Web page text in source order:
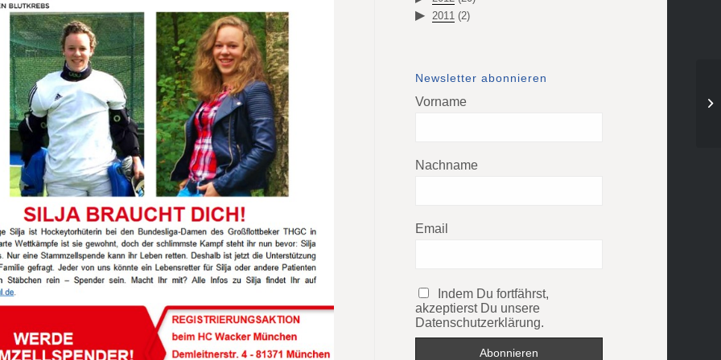
2011 (2)
Newsletter abonnieren
Vorname
Nachname
Email
Indem Du fortfährst,
akzeptierst Du unsere
Datenschutzerklärung.